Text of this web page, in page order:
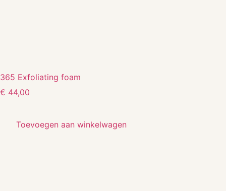
365 Exfoliating foam
€ 44,00
Toevoegen aan winkelwagen